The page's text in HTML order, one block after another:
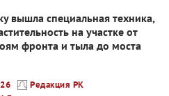
вышла специальная техника,
на участке от
фронта и тыла до моста
Редакция РК